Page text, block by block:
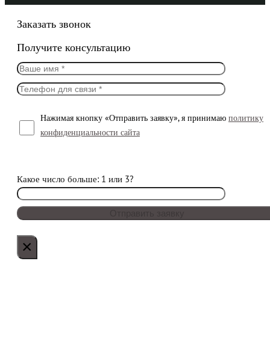
Заказать звонок
Получите консультацию
Нажимая кнопку «Отправить заявку», я принимаю политику
конфиденциальности сайта
Какое число больше: 1 или 3?
×